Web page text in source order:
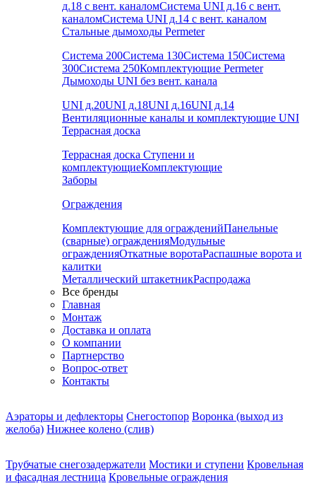
д.18 с вент. каналомСистема UNI д.16 с вент.
каналомСистема UNI д.14 с вент. каналом
Стальные дымоходы Permeter
Система 200Система 130Система 150Система
300Система 250Комплектующие Permeter
Дымоходы UNI без вент. канала
UNI д.20UNI д.18UNI д.16UNI д.14
Вентиляционные каналы и комплектующие UNI
Террасная доска
Террасная доска Ступени и
комплектующиеКомплектующие
Заборы
Ограждения
Комплектующие для огражденийПанельные
(сварные) огражденияМодульные
огражденияОткатные воротаРаспашные ворота и
калитки
Металлический штакетникРаспродажа
Все бренды
Главная
Монтаж
Доставка и оплата
О компании
Партнерство
Вопрос-ответ
Контакты
Аэраторы и дефлекторы Снегостопор Воронка (выход из
желоба) Нижнее колено (слив)
Трубчатые снегозадержатели Мостики и ступени Кровельная
и фасадная лестница Кровельные ограждения